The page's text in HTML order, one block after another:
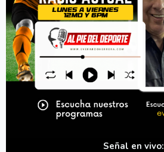
Señal en vivo: